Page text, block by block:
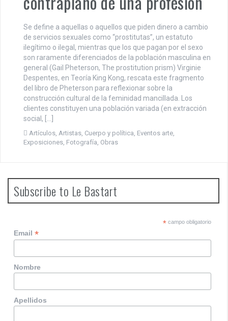
Se define a aquellas o aquellos que piden dinero a cambio
de servicios sexuales como “prostitutas”, un estatuto
ilegítimo o ilegal, mientras que los que pagan por el sexo
son raramente diferenciados de la población masculina en
general (Gail Pheterson, The prostitution prism) Virginie
Despentes, en Teoría King Kong, rescata este fragmento
del libro de Pheterson para reflexionar sobre la
construcción cultural de la feminidad mancillada. Los
clientes constituyen una población variada (en extracción
social, […]
Artículos Artistas Cuerpo y política Eventos arte
Exposiciones Fotografía Obras
Subscribe to Le Bastart
*campo obligatorio
Email*
Nombre
Apellidos